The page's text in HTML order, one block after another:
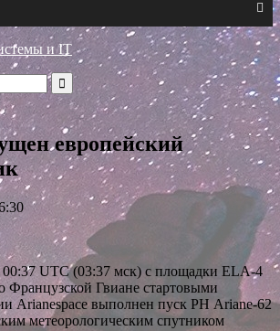
и IT
европейский
00:37 UTC (03:37 мск) с площадки ELA-4
Французской Гвиане стартовыми
Arianespace выполнен пуск РН Ariane-62
метеорологическим спутником